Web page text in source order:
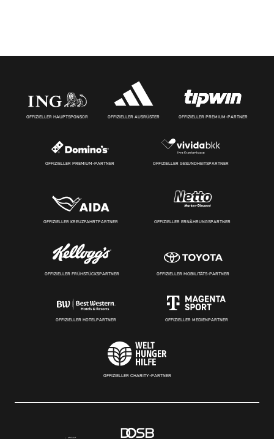
OFFIZIELLER HAUPTSPONSOR OFFIZIELLER AUSRÜSTER OFFIZIELLER PREMIUM-PARTNER
OFFIZIELLER PREMIUM-PARTNER OFFIZIELLER GESUNDHEITSPARTNER
OFFIZIELLER KREUZFAHRTPARTNER OFFIZIELLER ERNÄHRUNGSPARTNER
OFFIZIELLER FRÜHSTÜCKSPARTNER OFFIZIELLER MOBILITÄTS-PARTNER
OFFIZIELLER HOTELPARTNER OFFIZIELLER MEDIENPARTNER
OFFIZIELLER CHARITY-PARTNER